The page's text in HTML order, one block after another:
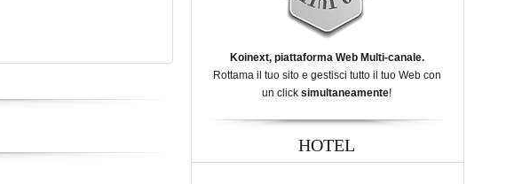
Koinext, piattaforma Web Multi-canale.
Rottama il tuo sito e gestisci tutto il tuo Web con
un click simultaneamente!
HOTEL